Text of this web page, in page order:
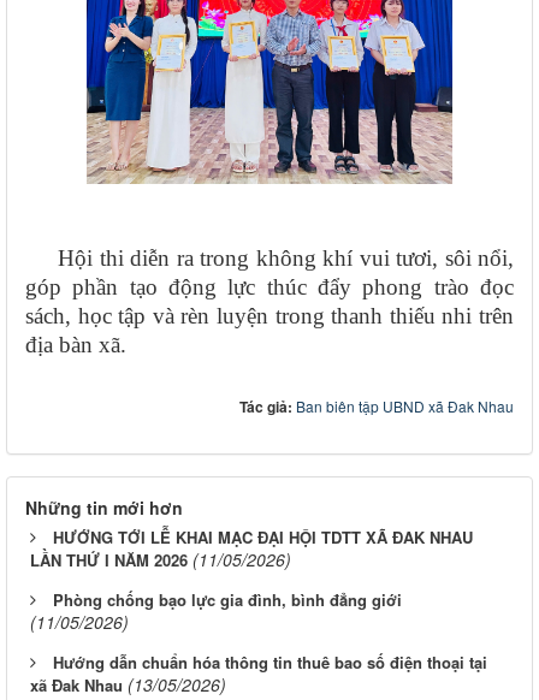
Hội thi diễn ra trong không khí vui tươi, sôi nổi,
góp phần tạo động lực thúc đẩy phong trào đọc
sách, học tập và rèn luyện trong thanh thiếu nhi trên
địa bàn xã.
Tác giả: Ban biên tập UBND xã Đak Nhau
Những tin mới hơn
HƯỚNG TỚI LỄ KHAI MẠC ĐẠI HỘI TDTT XÃ ĐAK NHAU
LẦN THỨ I NĂM 2026 (11/05/2026)
Phòng chống bạo lực gia đình, bình đẳng giới
(11/05/2026)
Hướng dẫn chuẩn hóa thông tin thuê bao số điện thoại tại
xã Đak Nhau (13/05/2026)